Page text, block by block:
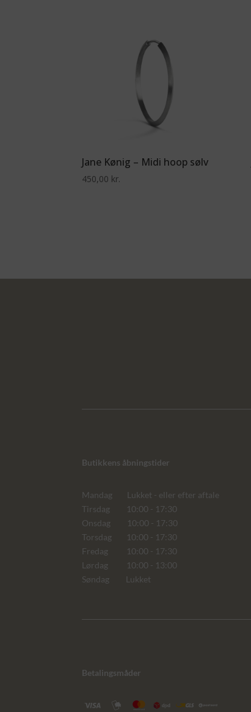
Jane Kønig – Midi hoop sølv
450,00 kr.
Butikkens åbningstider
Mandag Lukket - eller efter aftale
Tirsdag 10:00 - 17:30
Onsdag 10:00 - 17:30
Torsdag 10:00 - 17:30
Fredag 10:00 - 17:30
Lørdag 10:00 - 13:00
Søndag Lukket
Betalingsmåder